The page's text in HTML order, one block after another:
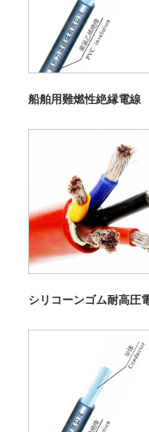
船舶用難燃性絶縁電線
シリコーンゴム耐高圧